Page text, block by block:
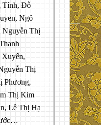
Tính, Đỗ
Ngô
Nguyễn Thị
Xuyến,
Thị
Phương,
Thị Kim
Lê Thị Hạ